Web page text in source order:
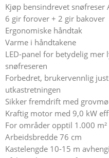
Kjøp bensindrevet snøfreser
6 gir forover + 2 gir bakover
Ergonomiske håndtak
Varme i håndtakene
LED-panel for betydelig
snøfreseren
Forbedret, brukervennlig
utkastretningen
Sikker fremdrift med
Kraftig motor med 9,0 kW
For områder opptil 1.000 m²
Arbeidsbredde 76 cm
Kastelengde 10-15 m